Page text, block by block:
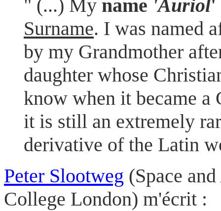
" (...) My name 'Auriol'
Surname. I was named
by my Grandmother
daughter whose
know when it became a
it is still an extremely
derivative of the Latin
Peter Slootweg (Space
College London) m'écrit :